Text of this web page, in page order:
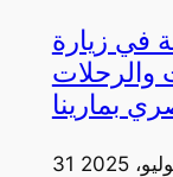
في زيارة
والرحلات
بمارينا
2025